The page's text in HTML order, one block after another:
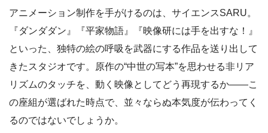
アニメーション制作を手がけるのは、サイエンスSARU。
『ダンダダン』『平家物語』『映像研には手を出すな！』
といった、独特の絵の呼吸を武器にする作品を送り出して
きたスタジオです。原作の“中世の写本”を思わせる非リア
リズムのタッチを、動く映像としてどう再現するか――こ
の座組が選ばれた時点で、並々ならぬ本気度が伝わってく
るのではないでしょうか。